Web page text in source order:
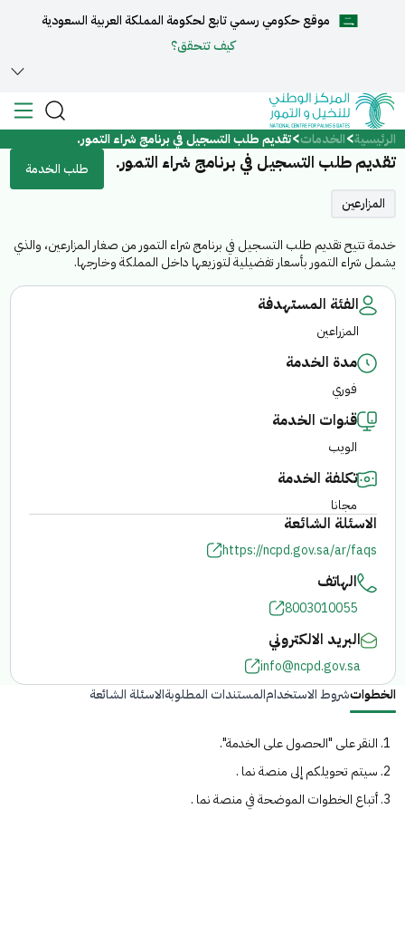
كيف تتحقق؟
English
الرئيسية
الخدمات
المركز الإعلامي
مركز الدعم والمساعدة
الفرع الإلكتروني
الرئيسية الخدمات تقديم طلب التسجيل في برنامج شراء التمور.
تقديم طلب التسجيل في برنامج شراء التمور.
طلب الخدمة
المزارعين
خدمة تتيح تقديم طلب التسجيل في برنامج شراء التمور من صغار المزارعين، والذي
يشمل شراء التمور بأسعار تفضيلية لتوزيعها داخل المملكة وخارجها.
الفئة المستهدفة
المزراعين
مدة الخدمة
فوري
قنوات الخدمة
الويب
تكلفة الخدمة
مجانا
الاسئلة الشائعة
https://ncpd.gov.sa/ar/faqs
الهاتف
8003010055
البريد الالكتروني
info@ncpd.gov.sa
الخطواتشروط الاستخدامالمستندات المطلوبةالاسئلة الشائعة
النقر على "الحصول على الخدمة".
سيتم تحويلكم إلى منصة نما .
أتباع الخطوات الموضحة في منصة نما .